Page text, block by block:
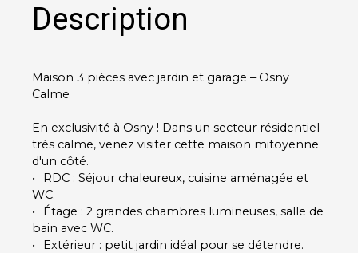
Description
Maison 3 pièces avec jardin et garage – Osny
Calme
En exclusivité à Osny ! Dans un secteur résidentiel
très calme, venez visiter cette maison mitoyenne
d'un côté.
RDC : Séjour chaleureux, cuisine aménagée et
WC.
Étage : 2 grandes chambres lumineuses, salle de
bain avec WC.
Extérieur : petit jardin idéal pour se détendre.